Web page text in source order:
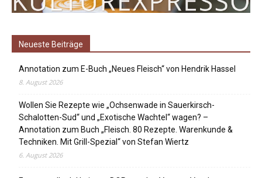
Neueste Beiträge
Annotation zum E-Buch „Neues Fleisch“ von Hendrik Hassel
8. August 2026
Wollen Sie Rezepte wie „Ochsenwade in Sauerkirsch-
Schalotten-Sud“ und „Exotische Wachtel“ wagen? –
Annotation zum Buch „Fleisch. 80 Rezepte. Warenkunde &
Techniken. Mit Grill-Spezial“ von Stefan Wiertz
6. August 2026